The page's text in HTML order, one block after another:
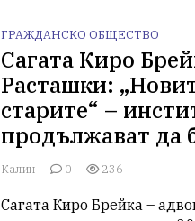
ГРАЖДАНСКО ОБЩЕСТВО
Сагата Киро
Расташки:
старите“ –
продължават да
Калин 0 236
Сагата Киро Брейка –